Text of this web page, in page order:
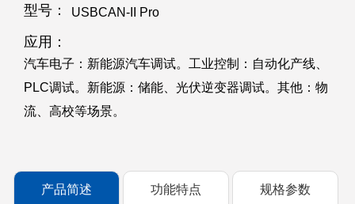
型号： USBCAN-II Pro
应用：
汽车电子：新能源汽车调试。工业控制：自动化产线、
PLC调试。新能源：储能、光伏逆变器调试。其他：物
流、高校等场景。
产品简述 功能特点 规格参数